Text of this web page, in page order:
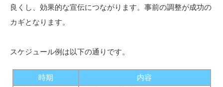
良くし、効果的な宣伝につながります。事前の調整が成功の
カギとなります。
スケジュール例は以下の通りです。
時期
内容